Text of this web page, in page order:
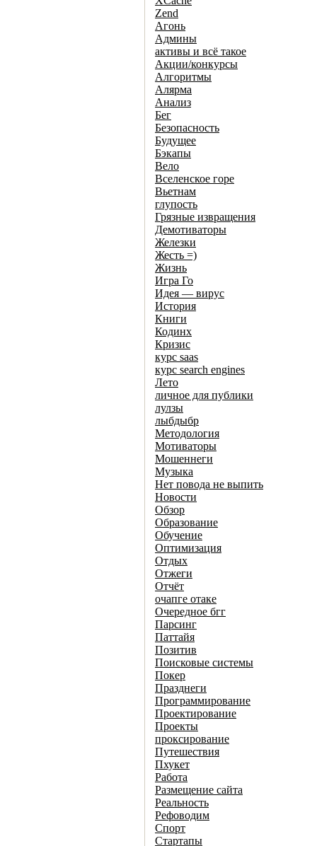
Zend
Агонь
Админы
активы и всё такое
Акции/конкурсы
Алгоритмы
Алярма
Анализ
Бег
Безопасность
Будущее
Бэкапы
Вело
Вселенское горе
Вьетнам
глупость
Грязные извращения
Демотиваторы
Железки
Жесть =)
Жизнь
Игра Го
Идея — вирус
История
Книги
Кодинх
Кризис
курс saas
курс search engines
Лето
личное для публики
лулзы
лыбдыбр
Методология
Мотиваторы
Мошеннеги
Музыка
Нет повода не выпить
Новости
Обзор
Образование
Обучение
Оптимизация
Отдых
Отжеги
Отчёт
очапге отаке
Очередное бгг
Парсинг
Паттайя
Позитив
Поисковые системы
Покер
Празднеги
Программирование
Проектирование
Проекты
проксирование
Путешествия
Пхукет
Работа
Размещение сайта
Реальность
Рефоводим
Спорт
Стартапы